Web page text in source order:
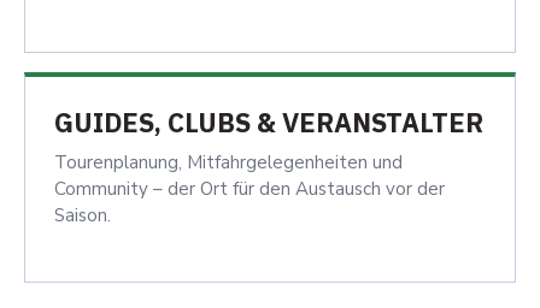
GUIDES, CLUBS & VERANSTALTER
Tourenplanung, Mitfahrgelegenheiten und
Community – der Ort für den Austausch vor der
Saison.